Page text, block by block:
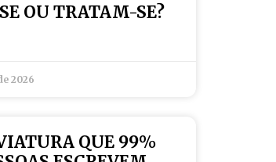
OU TRATAM-SE?
2026
QUE 99%